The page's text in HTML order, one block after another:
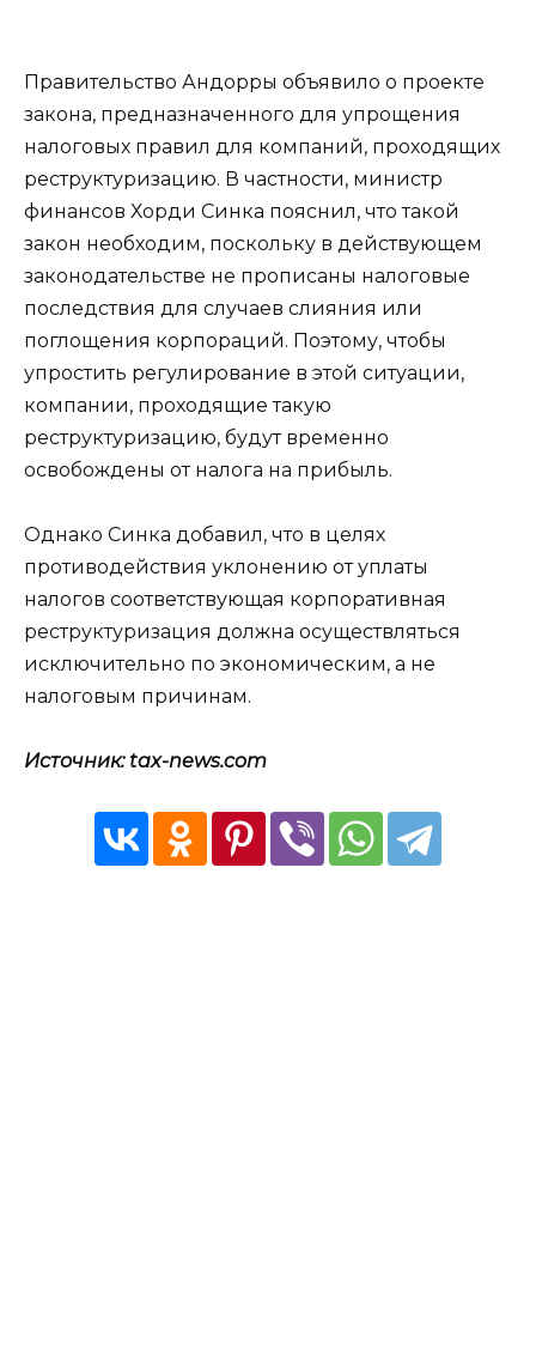
Правительство Андорры объявило о проекте
закона, предназначенного для упрощения
налоговых правил для компаний, проходящих
реструктуризацию. В частности, министр
финансов Хорди Синка пояснил, что такой
закон необходим, поскольку в действующем
законодательстве не прописаны налоговые
последствия для случаев слияния или
поглощения корпораций. Поэтому, чтобы
упростить регулирование в этой ситуации,
компании, проходящие такую
реструктуризацию, будут временно
освобождены от налога на прибыль.
Однако Синка добавил, что в целях
противодействия уклонению от уплаты
налогов соответствующая корпоративная
реструктуризация должна осуществляться
исключительно по экономическим, а не
налоговым причинам.
Источник: tax-news.com